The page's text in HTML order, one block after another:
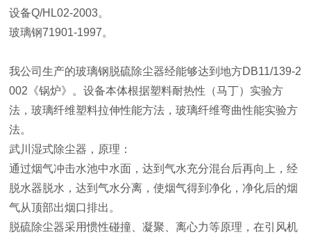
设备Q/HL02-2003。
玻璃钢71901-1997。
我公司生产的玻璃钢脱硫除尘器经能够达到地方DB11/139-2
002《锅炉》。设备本体根据塑料耐热性（马丁）实验方
法，玻璃纤维塑料拉伸性能方法，玻璃纤维弯曲性能实验方
法。
武川湿式除尘器，原理：
通过烟气冲击水池中水面，达到气水充分混台后再向上，经
脱水器脱水，达到气水分离，使烟气得到净化，净化后的烟
气从顶部出烟口排出。
脱硫除尘器采用惯性碰撞、凝聚、离心力等原理，在引风机